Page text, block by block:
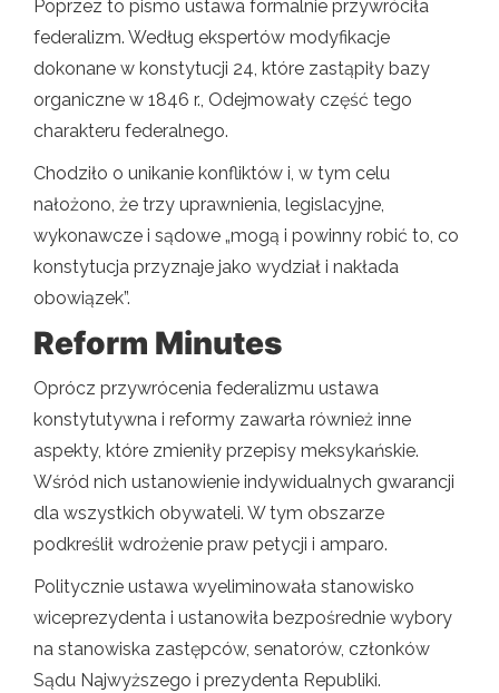
Poprzez to pismo ustawa formalnie przywróciła
federalizm. Według ekspertów modyfikacje
dokonane w konstytucji 24, które zastąpiły bazy
organiczne w 1846 r., Odejmowały część tego
charakteru federalnego.
Chodziło o unikanie konfliktów i, w tym celu
nałożono, że trzy uprawnienia, legislacyjne,
wykonawcze i sądowe „mogą i powinny robić to, co
konstytucja przyznaje jako wydział i nakłada
obowiązek”.
Reform Minutes
Oprócz przywrócenia federalizmu ustawa
konstytutywna i reformy zawarła również inne
aspekty, które zmieniły przepisy meksykańskie.
Wśród nich ustanowienie indywidualnych gwarancji
dla wszystkich obywateli. W tym obszarze
podkreślił wdrożenie praw petycji i amparo.
Politycznie ustawa wyeliminowała stanowisko
wiceprezydenta i ustanowiła bezpośrednie wybory
na stanowiska zastępców, senatorów, członków
Sądu Najwyższego i prezydenta Republiki.